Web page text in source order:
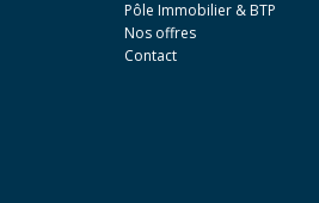
Pôle Immobilier & BTP
Nos offres
Contact